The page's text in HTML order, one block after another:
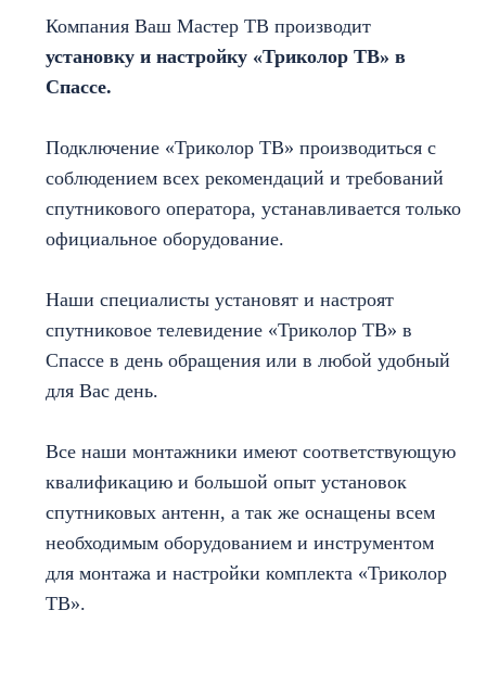
Компания Ваш Мастер ТВ производит
установку и настройку «Триколор ТВ» в
Спассе.
Подключение «Триколор ТВ» производиться с
соблюдением всех рекомендаций и требований
спутникового оператора, устанавливается только
официальное оборудование.
Наши специалисты установят и настроят
спутниковое телевидение «Триколор ТВ» в
Спассе в день обращения или в любой удобный
для Вас день.
Все наши монтажники имеют соответствующую
квалификацию и большой опыт установок
спутниковых антенн, а так же оснащены всем
необходимым оборудованием и инструментом
для монтажа и настройки комплекта «Триколор
ТВ».